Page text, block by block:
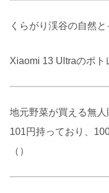
くらがり渓谷の自然
Xiaomi 13 Ultraのポ
地元野菜が買える無人
101円持っており、
（）